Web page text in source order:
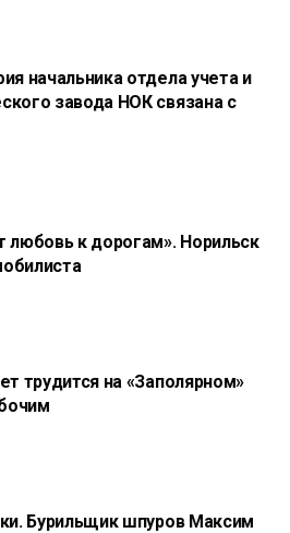
начальника отдела учета и
завода НОК связана с
любовь к дорогам». Норильск
трудится на «Заполярном»
Бурильщик шпуров Максим